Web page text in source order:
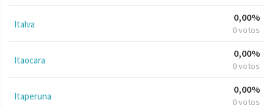
Italva
0,00%
0 votos
Itaocara
0,00%
0 votos
Itaperuna
0,00%
0 votos